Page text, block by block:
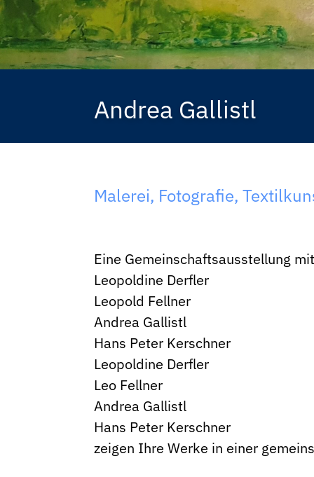
Andrea Gallistl
Malerei Fotografie
Eine Gemeinschaftsausstellung
Leopoldine Derfler
Leopold Fellner
Andrea Gallistl
Hans Peter Kerschner
Leopoldine Derfler
Leo Fellner
Andrea Gallistl
Hans Peter Kerschner
zeigen Ihre Werke in einer